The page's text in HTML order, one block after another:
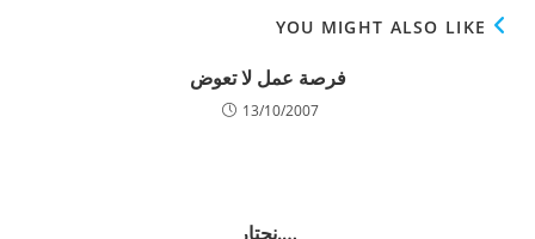
YOU MIGHT ALSO LIKE
فرصة عمل لا تعوض
13/10/2007
….نحتار